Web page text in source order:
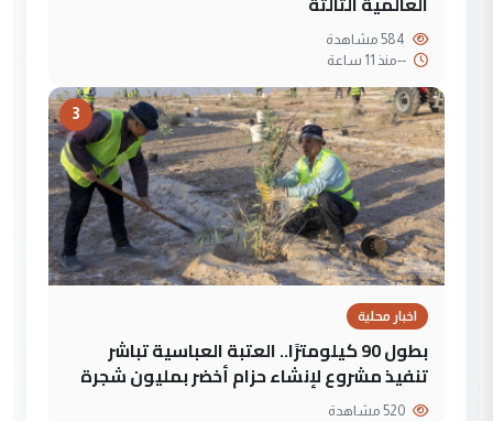
--منذ 11 ساعة
3
اخبار محلية
بطول 90 كيلومترًا.. العتبة العباسية تباشر
تنفيذ مشروع لإنشاء حزام أخضر بمليون شجرة